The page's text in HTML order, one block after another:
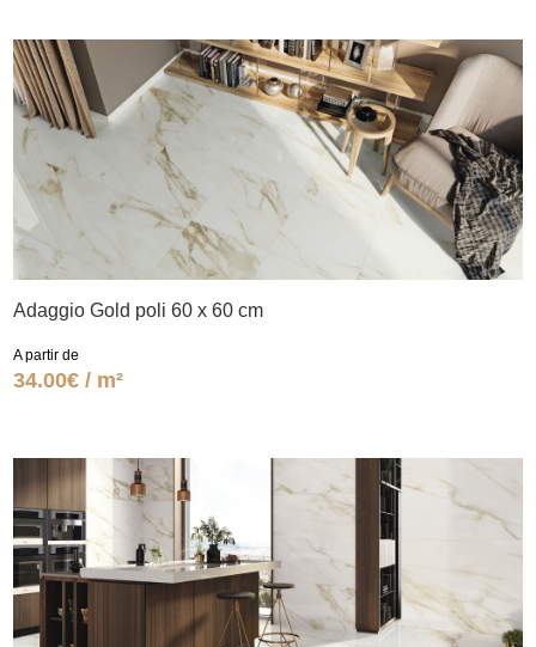
Adaggio Gold poli 60 x 60 cm
A partir de
34.00€ / m²